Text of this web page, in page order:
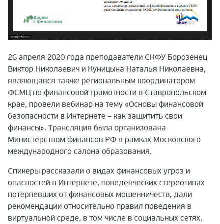
26 апреля 2020 года преподаватели СКФУ Борозенец
Виктор Николаевич и Куницына Наталья Николаевна,
являющаяся также региональным координатором
ФСМЦ по финансовой грамотности в Ставропольском
крае, провели вебинар на тему «Основы финансовой
безопасности в Интернете – как защитить свои
финансы». Трансляция была организована
Министерством финансов РФ в рамках Московского
международного салона образования.
Спикеры рассказали о видах финансовых угроз и
опасностей в Интернете, поведенческих стереотипах
потерпевших от финансовых мошенничеств, дали
рекомендации относительно правил поведения в
виртуальной среде, в том числе в социальных сетях,